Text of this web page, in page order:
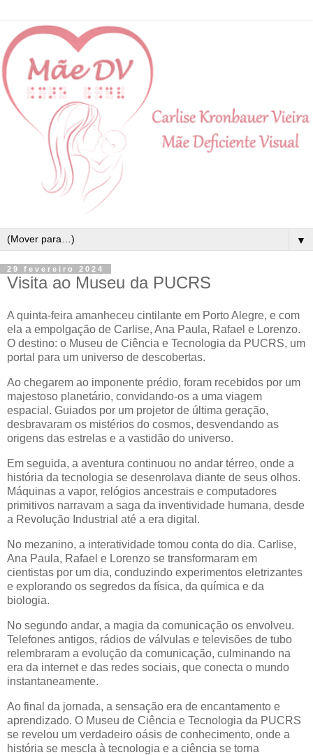
▼
29 fevereiro 2024
Visita ao Museu da PUCRS
A quinta-feira amanheceu cintilante em Porto Alegre, e com
ela a empolgação de Carlise, Ana Paula, Rafael e Lorenzo.
O destino: o Museu de Ciência e Tecnologia da PUCRS, um
portal para um universo de descobertas.
Ao chegarem ao imponente prédio, foram recebidos por um
majestoso planetário, convidando-os a uma viagem
espacial. Guiados por um projetor de última geração,
desbravaram os mistérios do cosmos, desvendando as
origens das estrelas e a vastidão do universo.
Em seguida, a aventura continuou no andar térreo, onde a
história da tecnologia se desenrolava diante de seus olhos.
Máquinas a vapor, relógios ancestrais e computadores
primitivos narravam a saga da inventividade humana, desde
a Revolução Industrial até a era digital.
No mezanino, a interatividade tomou conta do dia. Carlise,
Ana Paula, Rafael e Lorenzo se transformaram em
cientistas por um dia, conduzindo experimentos eletrizantes
e explorando os segredos da física, da química e da
biologia.
No segundo andar, a magia da comunicação os envolveu.
Telefones antigos, rádios de válvulas e televisões de tubo
relembraram a evolução da comunicação, culminando na
era da internet e das redes sociais, que conecta o mundo
instantaneamente.
Ao final da jornada, a sensação era de encantamento e
aprendizado. O Museu de Ciência e Tecnologia da PUCRS
se revelou um verdadeiro oásis de conhecimento, onde a
história se mescla à tecnologia e a ciência se torna